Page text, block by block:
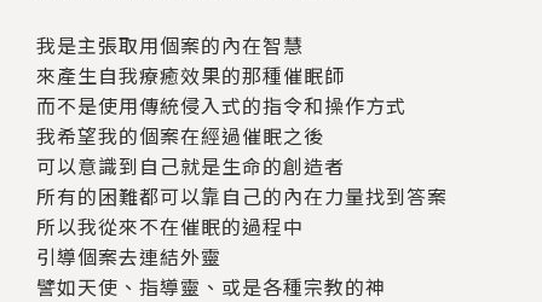
我是主張取用個案的內在智慧
來產生自我療癒效果的那種催眠師
而不是使用傳統侵入式的指令和操作方式
我希望我的個案在經過催眠之後
可以意識到自己就是生命的創造者
所有的困難都可以靠自己的內在力量找到答案
所以我從來不在催眠的過程中
引導個案去連結外靈
譬如天使、指導靈、或是各種宗教的神